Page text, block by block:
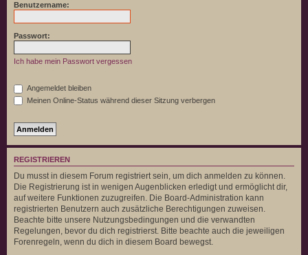
Benutzername:
Passwort:
Ich habe mein Passwort vergessen
Angemeldet bleiben
Meinen Online-Status während dieser Sitzung verbergen
REGISTRIEREN
Du musst in diesem Forum registriert sein, um dich anmelden zu können.
Die Registrierung ist in wenigen Augenblicken erledigt und ermöglicht dir,
auf weitere Funktionen zuzugreifen. Die Board-Administration kann
registrierten Benutzern auch zusätzliche Berechtigungen zuweisen.
Beachte bitte unsere Nutzungsbedingungen und die verwandten
Regelungen, bevor du dich registrierst. Bitte beachte auch die jeweiligen
Forenregeln, wenn du dich in diesem Board bewegst.